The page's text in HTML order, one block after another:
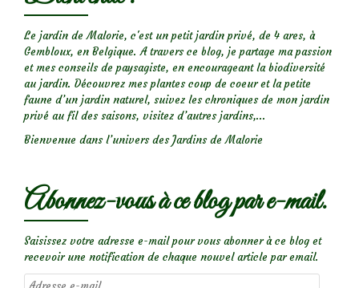
Le jardin de Malorie, c'est un petit jardin privé, de 4 ares, à
Gembloux, en Belgique. A travers ce blog, je partage ma passion
et mes conseils de paysagiste, en encourageant la biodiversité
au jardin. Découvrez mes plantes coup de coeur et la petite
faune d’un jardin naturel, suivez les chroniques de mon jardin
privé au fil des saisons, visitez d’autres jardins,...
Bienvenue dans l’univers des Jardins de Malorie
Abonnez-vous à ce blog par e-mail.
Saisissez votre adresse e-mail pour vous abonner à ce blog et
recevoir une notification de chaque nouvel article par email.
Adresse